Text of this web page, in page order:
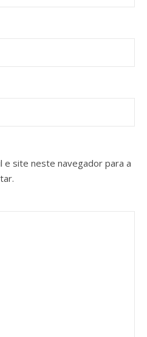
e site neste navegador para a